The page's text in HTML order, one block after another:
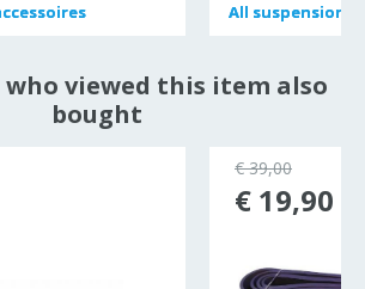
All suspension
All suspension
who viewed this item also
bought
€ 39,00
€ 19,90